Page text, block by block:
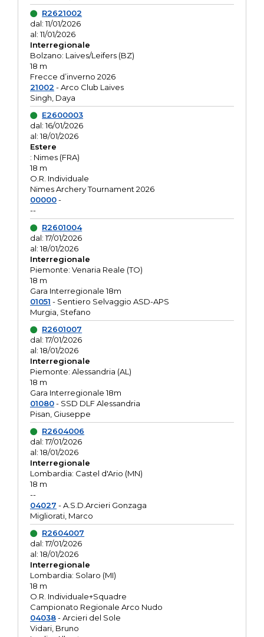
R2621002
dal: 11/01/2026
al: 11/01/2026
Interregionale
Bolzano: Laives/Leifers (BZ)
18 m
Frecce d’inverno 2026
21002 - Arco Club Laives
Singh, Daya
E2600003
dal: 16/01/2026
al: 18/01/2026
Estere
: Nimes (FRA)
18 m
O.R. Individuale
Nimes Archery Tournament 2026
00000-
--
R2601004
dal: 17/01/2026
al: 18/01/2026
Interregionale
Piemonte: Venaria Reale (TO)
18 m
Gara Interregionale 18m
01051 - Sentiero Selvaggio ASD-APS
Murgia, Stefano
R2601007
dal: 17/01/2026
al: 18/01/2026
Interregionale
Piemonte: Alessandria (AL)
18 m
Gara Interregionale 18m
01080- SSD DLF Alessandria
Pisan, Giuseppe
R2604006
dal: 17/01/2026
al: 18/01/2026
Interregionale
Lombardia: Castel d'Ario (MN)
18 m
--
04027 - A.S.D.Arcieri Gonzaga
Migliorati, Marco
R2604007
dal: 17/01/2026
al: 18/01/2026
Interregionale
Lombardia: Solaro (MI)
18 m
O.R. Individuale+Squadre
Campionato Regionale Arco Nudo
04038- Arcieri del Sole
Vidari, Bruno